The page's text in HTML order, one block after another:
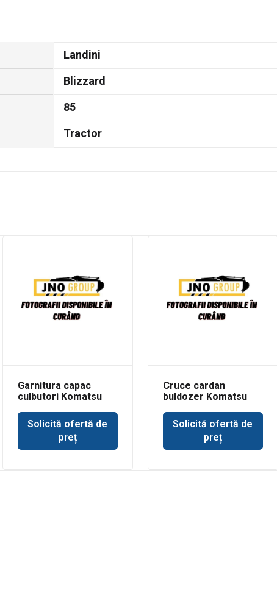
Landini
Blizzard
85
Tractor
Garnitura capac
culbutori Komatsu
Solicită ofertă de
preț
Cruce cardan
buldozer Komatsu
Solicită ofertă de
preț